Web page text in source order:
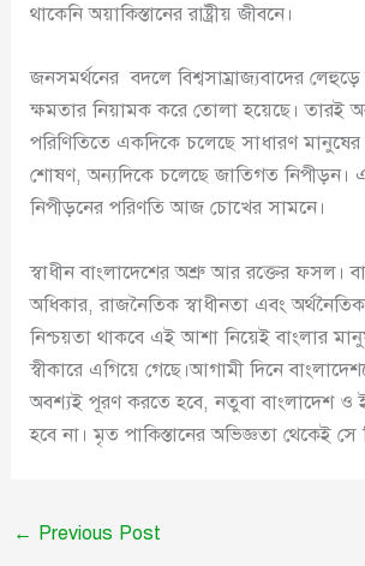
থাকেনি অয়াকিস্তানের রাষ্ট্রীয় জীবনে।
জনসমর্থনের বদলে বিশ্বসাম্রাজ্যবাদের লেহুড়ে
ক্ষমতার নিয়ামক করে তোলা হয়েছে। তারই
পরিণিতিতে একদিকে চলেছে সাধারণ
শোষণ, অন্যদিকে চলেছে জাতিগত
নিপীড়নের পরিণতি আজ চোখের সামনে।
স্বাধীন বাংলাদেশের অশ্রু আর রক্তের ফসল।
অধিকার, রাজনৈতিক স্বাধীনতা এবং
নিশ্চয়তা থাকবে এই আশা নিয়েই বাংলার
স্বীকারে এগিয়ে গেছে।আগামী দিনে
অবশ্যই পূরণ করতে হবে, নতুবা বাংলাদেশ ও
হবে না। মৃত পাকিস্তানের অভিজ্ঞতা থেকেই সে
← Previous Post